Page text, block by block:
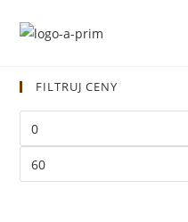
FILTRUJ CENY